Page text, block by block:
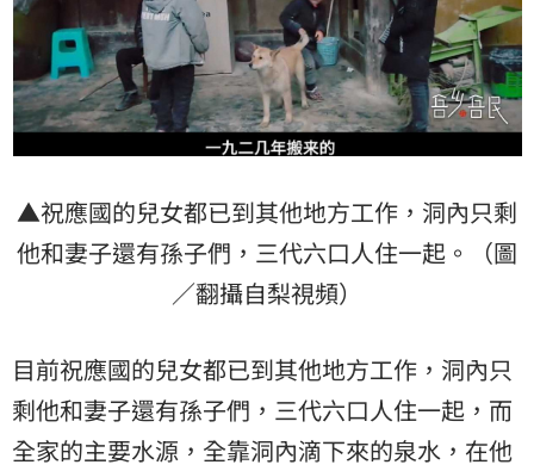
▲祝應國的兒女都已到其他地方工作，洞內只剩
他和妻子還有孫子們，三代六口人住一起。（圖
／翻攝自梨視頻）
目前祝應國的兒女都已到其他地方工作，洞內只
剩他和妻子還有孫子們，三代六口人住一起，而
全家的主要水源，全靠洞內滴下來的泉水，在他